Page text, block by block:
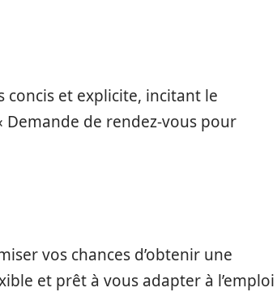
concis et explicite, incitant le
de rendez-vous pour
vos chances d’obtenir une
et prêt à vous adapter à l’emploi